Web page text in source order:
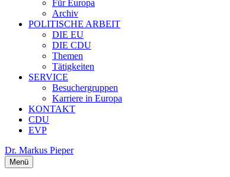
Für Europa
Archiv
POLITISCHE ARBEIT
DIE EU
DIE CDU
Themen
Tätigkeiten
SERVICE
Besuchergruppen
Karriere in Europa
KONTAKT
CDU
EVP
Dr. Markus Pieper
Menü